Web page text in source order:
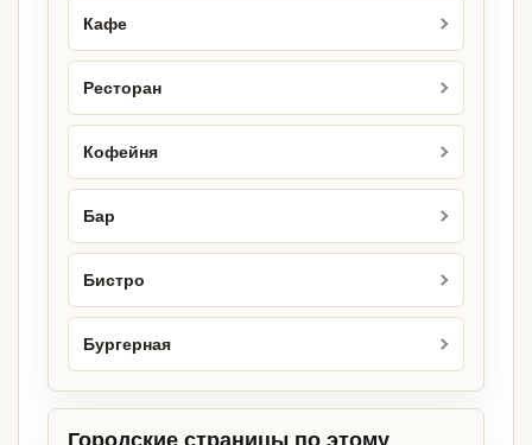
Кафе
Ресторан
Кофейня
Бар
Бистро
Бургерная